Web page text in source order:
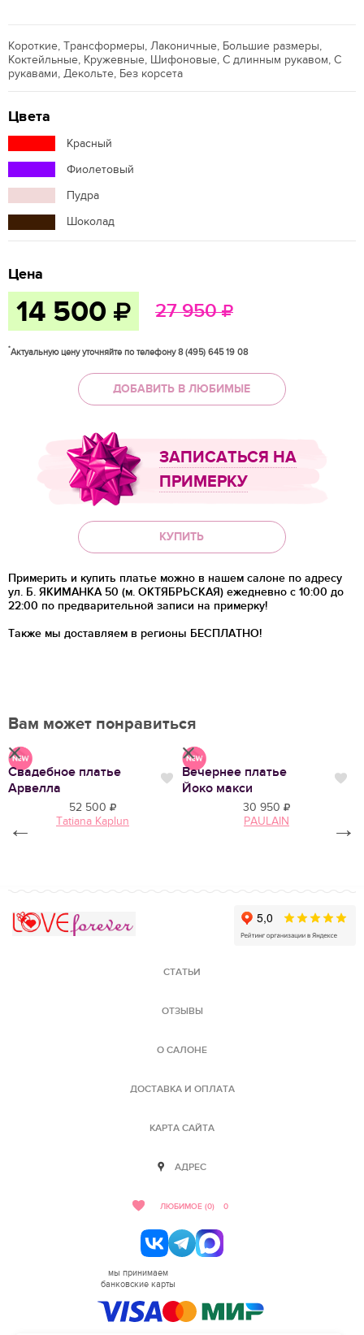
Короткие, Трансформеры, Лаконичные, Большие размеры,
Коктейльные, Кружевные, Шифоновые, С длинным рукавом, С
рукавами, Декольте, Без корсета
Цвета
Красный
Фиолетовый
Пудра
Шоколад
Цена
14 500 27 950
*Актуальную цену уточняйте по телефону 8 (495) 645 19 08
ДОБАВИТЬ В ЛЮБИМЫЕ
ЗАПИСАТЬСЯ НА
ПРИМЕРКУ
КУПИТЬ
Примерить и купить платье можно в нашем салоне по адресу
ул. Б. ЯКИМАНКА 50 (м. ОКТЯБРЬСКАЯ) ежедневно с 10:00 до
22:00 по предварительной записи на примерку!
Также мы доставляем в регионы БЕСПЛАТНО!
Вам может понравиться
Нравится
Свадебное платье
Арвелла
Нравится
52 500
Tatiana Kaplun
Вечернее платье
Йоко макси
30 950
PAULAIN
← →
СТАТЬИ
ОТЗЫВЫ
О САЛОНЕ
ДОСТАВКА И ОПЛАТА
КАРТА САЙТА
АДРЕС
ЛЮБИМОЕ (0) 0
мы принимаем
банковские карты